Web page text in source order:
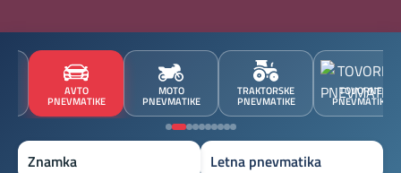
AVTO
PNEVMATIKE
MOTO
PNEVMATIKE
TRAKTORSKE
PNEVMATIKE
TOVORNE
PNEVMATIKE
Znamka